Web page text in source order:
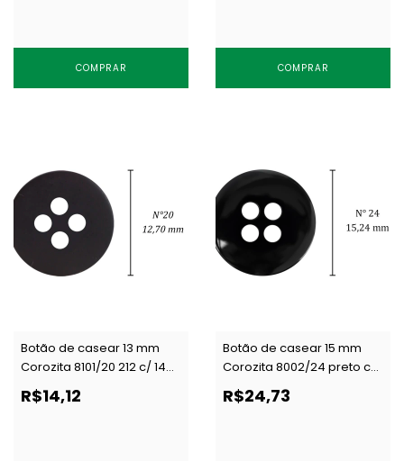
COMPRAR COMPRAR
Botão de casear 13 mm
Corozita 8101/20 212 c/ 144
R$14,12
Botão de casear 15 mm
Corozita 8002/24 preto c/
144 un
R$24,73